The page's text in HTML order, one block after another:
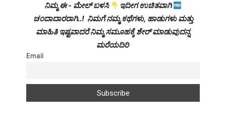
ನಿಮ್ಮ ಈ - ಮೇಲ್ ಬಳಸಿ
ಇದೀಗ ಉಚಿತವಾಗಿ
ಚಂದಾದಾರರಾಗಿ..! ನಿಮಗೆ ನಮ್ಮ ಕಥೆಗಳು, ಹಾಡುಗಳು ಮತ್ತು
ಮಾಹಿತಿ ಇಷ್ಟವಾದರೆ ನಿಮ್ಮ ಸಮೂಹಕ್ಕೆ ಶೇರ್ ಮಾಡುವುದನ್ನ
ಮರೆಯದಿರಿ
Email